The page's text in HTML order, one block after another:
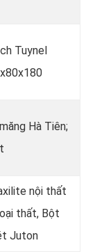
Tuynel
Hà Tiên;
nội thất
thất, Bột
Juton